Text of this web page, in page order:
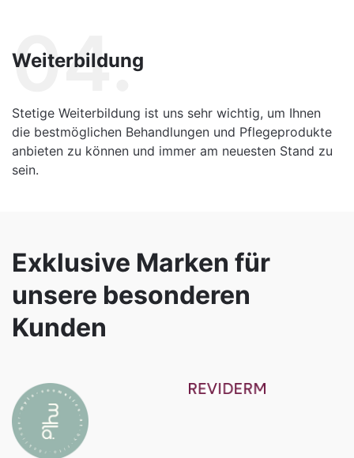
04.
Weiterbildung
Stetige Weiterbildung ist uns sehr wichtig, um Ihnen
die bestmöglichen Behandlungen und Pflegeprodukte
anbieten zu können und immer am neuesten Stand zu
sein.
Exklusive Marken für
unsere besonderen
Kunden